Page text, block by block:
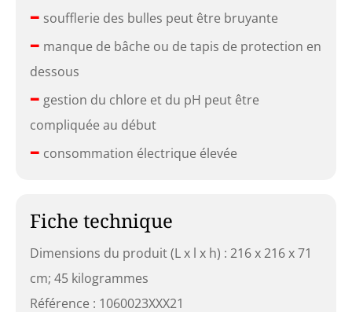
– soufflerie des bulles peut être bruyante
– manque de bâche ou de tapis de protection en
dessous
– gestion du chlore et du pH peut être
compliquée au début
– consommation électrique élevée
Fiche technique
Dimensions du produit (L x l x h) : 216 x 216 x 71
cm; 45 kilogrammes
Référence : 1060023XXX21